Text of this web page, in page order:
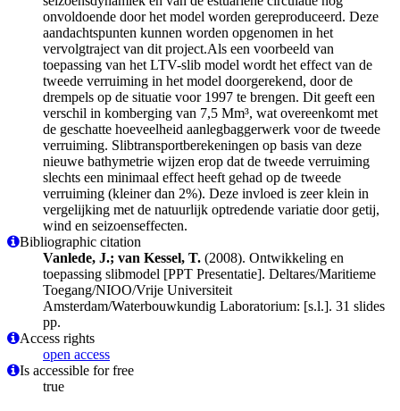
onvoldoende door het model worden gereproduceerd. Deze
aandachtspunten kunnen worden opgenomen in het
vervolgtraject van dit project.Als een voorbeeld van
toepassing van het LTV-slib model wordt het effect van de
tweede verruiming in het model doorgerekend, door de
drempels op de situatie voor 1997 te brengen. Dit geeft een
verschil in komberging van 7,5 Mm³, wat overeenkomt met
de geschatte hoeveelheid aanlegbaggerwerk voor de tweede
verruiming. Slibtransportberekeningen op basis van deze
nieuwe bathymetrie wijzen erop dat de tweede verruiming
slechts een minimaal effect heeft gehad op de tweede
verruiming (kleiner dan 2%). Deze invloed is zeer klein in
vergelijking met de natuurlijk optredende variatie door getij,
wind en seizoenseffecten.
Bibliographic citation
Vanlede, J.; van Kessel, T. (2008). Ontwikkeling en
toepassing slibmodel [PPT Presentatie]. Deltares/Maritieme
Toegang/NIOO/Vrije Universiteit
Amsterdam/Waterbouwkundig Laboratorium: [s.l.]. 31 slides
pp.
Access rights
open access
Is accessible for free
true